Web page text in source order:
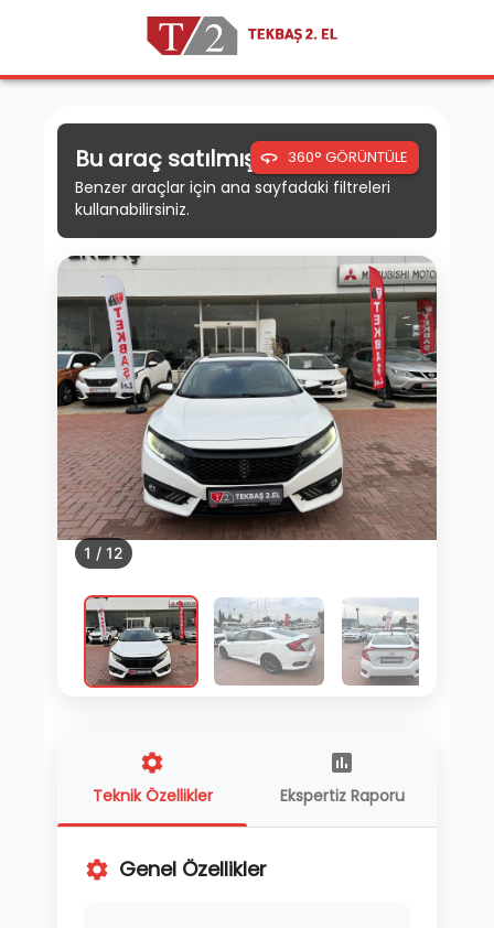
Bu araç satılmıştır.
Benzer araçlar için ana sayfadaki filtreleri
kullanabilirsiniz.
1 / 12
360° GÖRÜNTÜLE
Teknik Özellikler Ekspertiz Raporu
Genel Özellikler